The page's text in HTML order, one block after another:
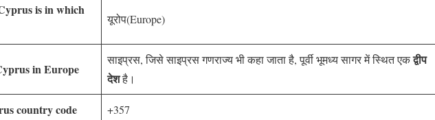
Cyprus is in which
यूरोप(Europe)
in Europe
साइप्रस, जिसे साइप्रस गणराज्य भी कहा जाता है, पूर्वी भूमध्य सागर में स्थित एकद्वीप
देशहै।
country code +357